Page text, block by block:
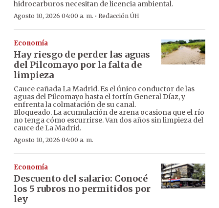
hidrocarburos necesitan de licencia ambiental.
Agosto 10, 2026 04:00 a. m. · Redacción ÚH
Economía
Hay riesgo de perder las aguas
del Pilcomayo por la falta de
limpieza
Cauce cañada La Madrid. Es el único conductor de las
aguas del Pilcomayo hasta el fortín General Díaz, y
enfrenta la colmatación de su canal.
Bloqueado. La acumulación de arena ocasiona que el río
no tenga cómo escurrirse. Van dos años sin limpieza del
cauce de La Madrid.
Agosto 10, 2026 04:00 a. m.
Economía
Descuento del salario: Conocé
los 5 rubros no permitidos por
ley